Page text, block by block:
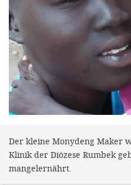
Der kleine Monydeng Maker
Klinik der Diözese Rumbek
mangelernährt.